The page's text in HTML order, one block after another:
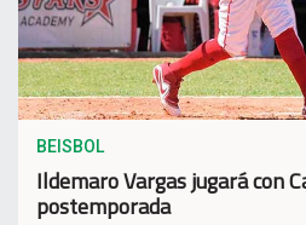
BEISBOL
Ildemaro Vargas jugará con
postemporada